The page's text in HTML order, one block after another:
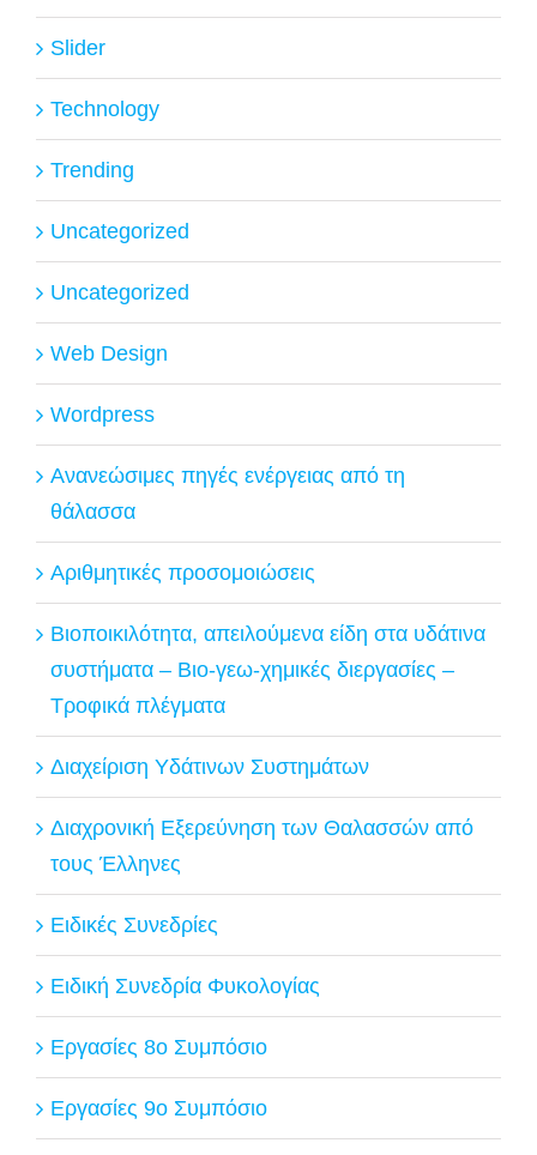
Slider
Technology
Trending
Uncategorized
Uncategorized
Web Design
Wordpress
Ανανεώσιμες πηγές ενέργειας από τη
θάλασσα
Αριθμητικές προσομοιώσεις
Βιοποικιλότητα, απειλούμενα είδη στα υδάτινα
συστήματα – Βιο-γεω-χημικές διεργασίες –
Τροφικά πλέγματα
Διαχείριση Υδάτινων Συστημάτων
Διαχρονική Εξερεύνηση των Θαλασσών από
τους Έλληνες
Ειδικές Συνεδρίες
Ειδική Συνεδρία Φυκολογίας
Εργασίες 8ο Συμπόσιο
Εργασίες 9ο Συμπόσιο